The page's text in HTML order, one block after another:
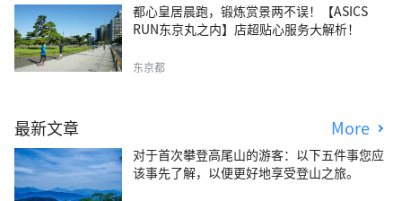
都心皇居晨跑，锻炼赏景两不误！【ASICS
RUN东京丸之内】店超贴心服务大解析！
东京都
最新文章 More
对于首次攀登高尾山的游客：以下五件事您应
该事先了解，以便更好地享受登山之旅。